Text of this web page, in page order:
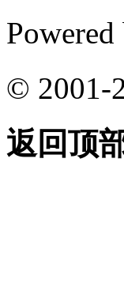
© 2001-
返回顶